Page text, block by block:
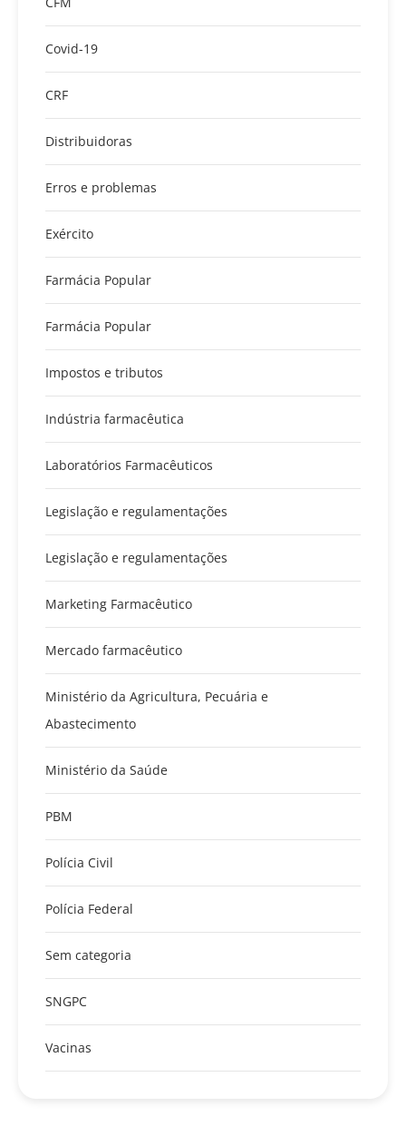
Covid-19
CRF
Distribuidoras
Erros e problemas
Exército
Farmácia Popular
Farmácia Popular
Impostos e tributos
Indústria farmacêutica
Laboratórios Farmacêuticos
Legislação e regulamentações
Legislação e regulamentações
Marketing Farmacêutico
Mercado farmacêutico
Ministério da Agricultura, Pecuária e
Abastecimento
Ministério da Saúde
PBM
Polícia Civil
Polícia Federal
Sem categoria
SNGPC
Vacinas